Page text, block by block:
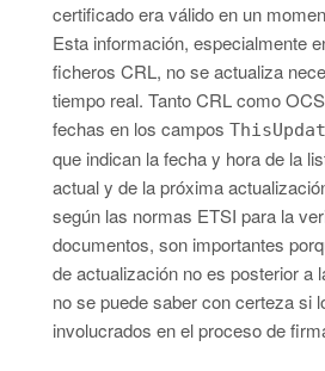
certificado era válido en un
Esta información, especialmente
ficheros CRL, no se actualiza
tiempo real. Tanto CRL como
fechas en los campos
que indican la fecha y hora de la
actual y de la próxima
según las normas ETSI para la
documentos, son importantes
de actualización no es posterior a
no se puede saber con certeza si
involucrados en el proceso de